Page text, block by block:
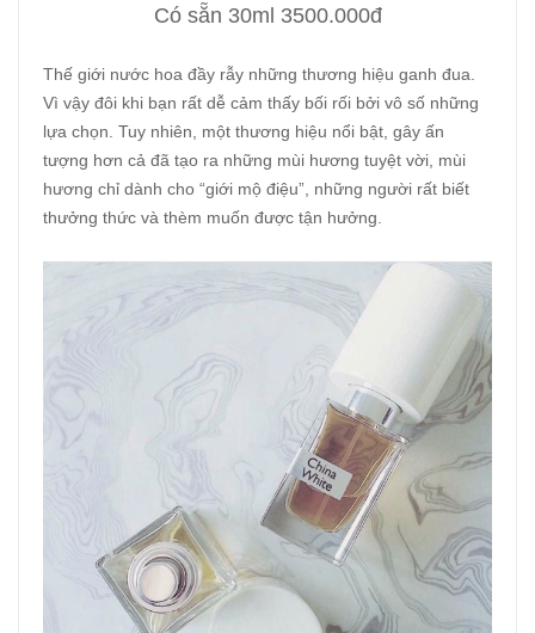
Có sẵn 30ml 3500.000đ
Thế giới nước hoa đầy rẫy những thương hiệu ganh đua.
Vì vậy đôi khi bạn rất dễ cảm thấy bối rối bởi vô số những
lựa chọn. Tuy nhiên, một thương hiệu nổi bật, gây ấn
tượng hơn cả đã tạo ra những mùi hương tuyệt vời, mùi
hương chỉ dành cho “giới mộ điệu”, những người rất biết
thưởng thức và thèm muốn được tận hưởng.